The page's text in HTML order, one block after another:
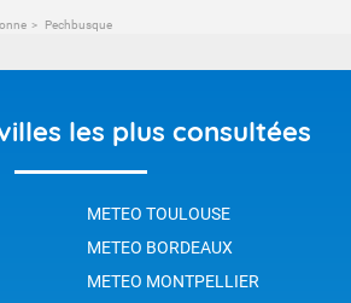
Pechbusque
les plus consultées
METEO TOULOUSE
METEO BORDEAUX
METEO MONTPELLIER